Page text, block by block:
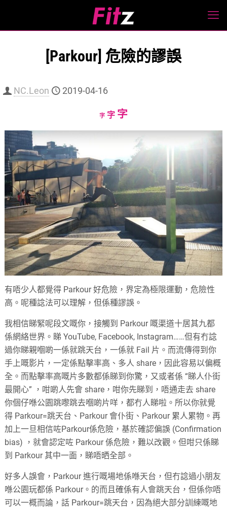
[Parkour] 危險的謬誤
NC.Leon 2019-04-16
字Decrease
字Reset
字Increase
size.
有唔少人都覺得 Parkour 好危險，界定為極限運動，危險性
高。呢種諗法可以理解，但係種謬誤。
我相信睇緊呢段文嘅你，接觸到 Parkour 嘅渠道十居其九都
係網絡世界。睇 YouTube, Facebook, Instagram……但有冇諗
過你睇親嗰啲一係就跳天台，一係就 Fail 片。而流傳得到你
手上嘅影片，一定係點擊率高、多人 share，因此容易以偏概
全。而點擊率高嘅片多數都係睇到你驚，又或者係 “睇人仆街
最開心” ，咁啲人先會 share，咁你先睇到，唔通走去 share
你個仔喺公園跳嚟跳去嗰啲片咩，都冇人睇啦。所以你就覺
得 Parkour=跳天台、Parkour 會仆街、Parkour 累人累物。再
加上一旦相信咗Parkour係危險，基於確認偏誤 (Confirmation
bias) ，就會認定咗 Parkour 係危險，難以改觀。但咁只係睇
到 Parkour 其中一面，睇唔晒全部。
好多人誤會，Parkour 進行嘅場地係喺天台，但冇諗過小朋友
喺公園玩都係 Parkour。的而且確係有人會跳天台，但係你唔
可以一概而論，話 Parkour=跳天台，因為絕大部分訓練嘅地